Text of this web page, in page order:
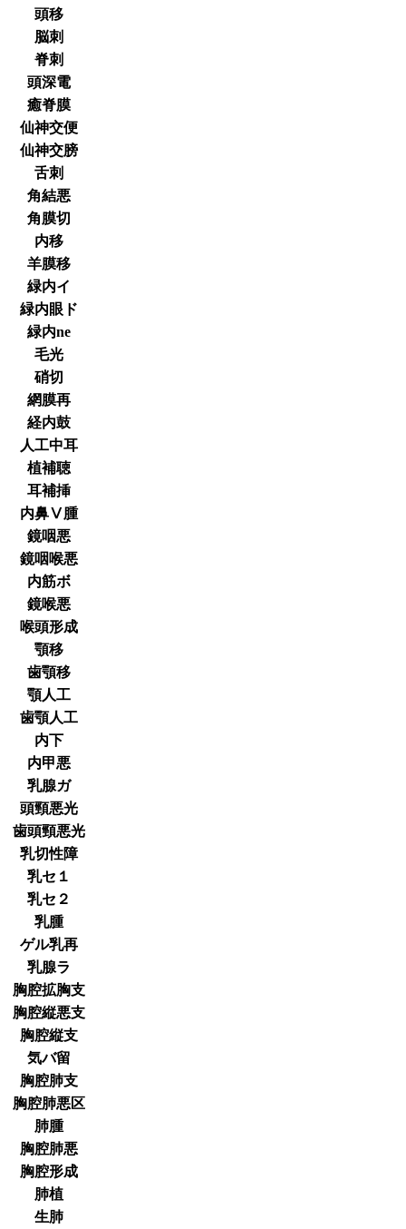
頭移
脳刺
脊刺
頭深電
癒脊膜
仙神交便
仙神交膀
舌刺
角結悪
角膜切
内移
羊膜移
緑内イ
緑内眼ド
緑内ne
毛光
硝切
網膜再
経内鼓
人工中耳
植補聴
耳補挿
内鼻Ⅴ腫
鏡咽悪
鏡咽喉悪
内筋ボ
鏡喉悪
喉頭形成
顎移
歯顎移
顎人工
歯顎人工
内下
内甲悪
乳腺ガ
頭頸悪光
歯頭頸悪光
乳切性障
乳セ１
乳セ２
乳腫
ゲル乳再
乳腺ラ
胸腔拡胸支
胸腔縦悪支
胸腔縦支
気バ留
胸腔肺支
胸腔肺悪区
肺腫
胸腔肺悪
胸腔形成
肺植
生肺